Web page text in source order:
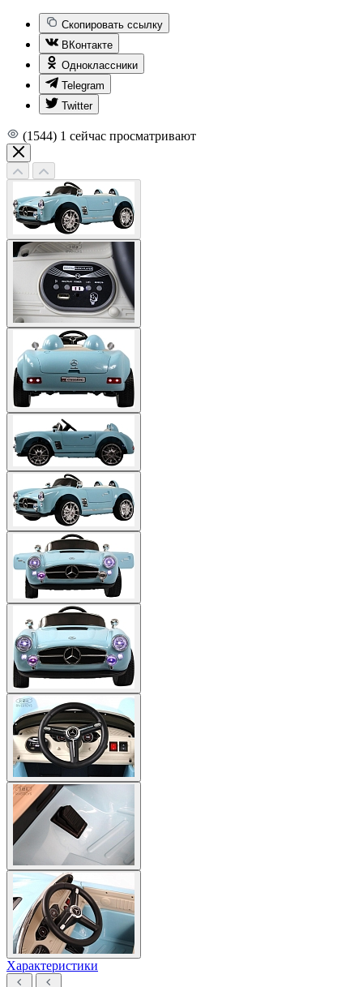
Скопировать ссылку
ВКонтакте
Одноклассники
Telegram
Twitter
(1544) 1 сейчас просматривают
Характеристики